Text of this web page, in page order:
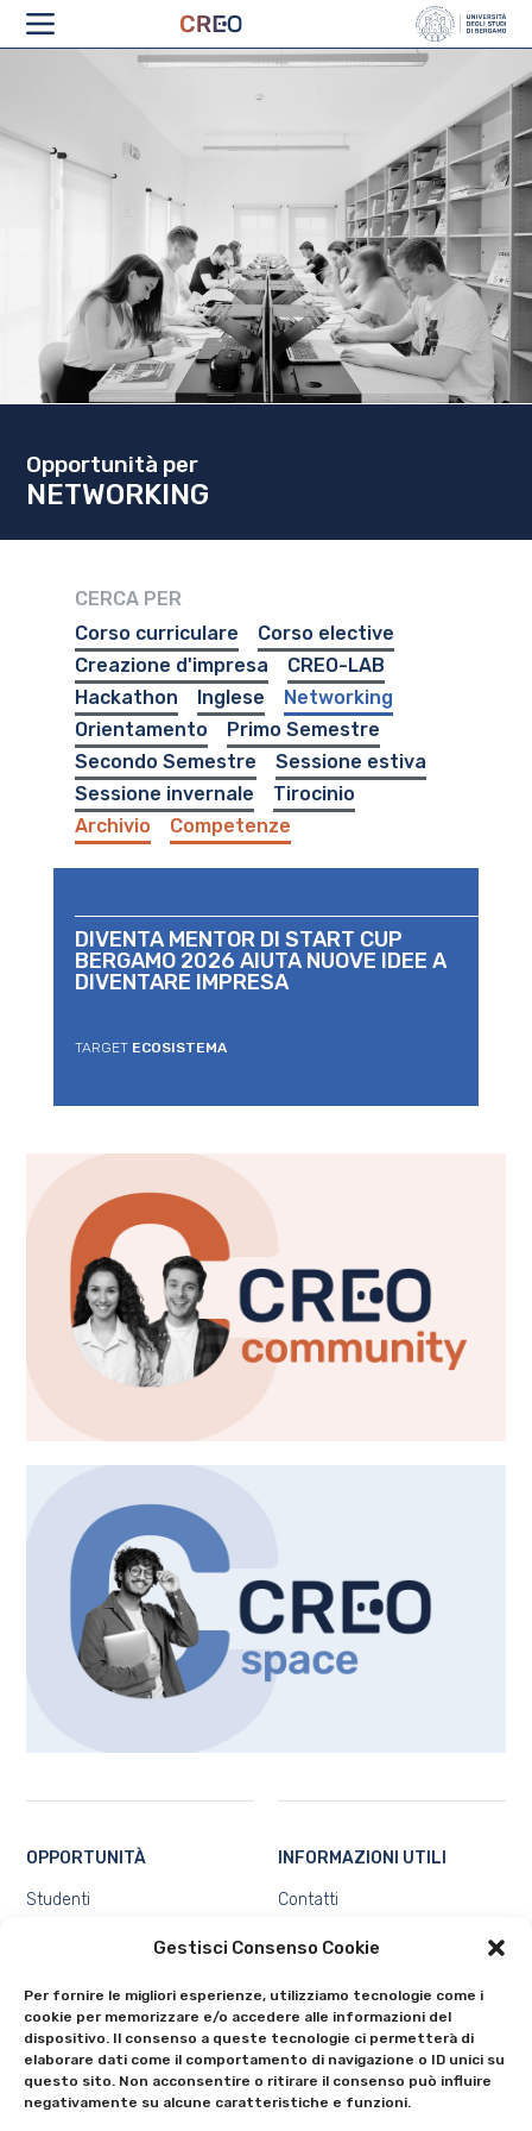
Gestisci Consenso Cookie
Per fornire le migliori esperienze, utilizziamo tecnologie come i
cookie per memorizzare e/o accedere alle informazioni del
dispositivo. Il consenso a queste tecnologie ci permetterà di
elaborare dati come il comportamento di navigazione o ID unici su
questo sito. Non acconsentire o ritirare il consenso può influire
negativamente su alcune caratteristiche e funzioni.
CHI SIAMO
Opportunità per
NETWORKING
CERCA PER
Corso curriculare
Corso elective
Creazione d'impresa
CREO-LAB
Hackathon
Inglese
Networking
Orientamento
Primo Semestre
Secondo Semestre
Sessione estiva
Sessione invernale
Tirocinio
Archivio
Competenze
DIVENTA MENTOR DI START CUP
BERGAMO 2026 AIUTA NUOVE IDEE A
DIVENTARE IMPRESA
TARGETECOSISTEMA
OPPORTUNITÀ
Studenti
INFORMAZIONI UTILI
Contatti
Privacy e Protezione dei dati
Cookie Policy (UE)